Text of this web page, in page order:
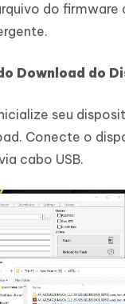
do firmware
Download do
seu
Conecte o
cabo USB.